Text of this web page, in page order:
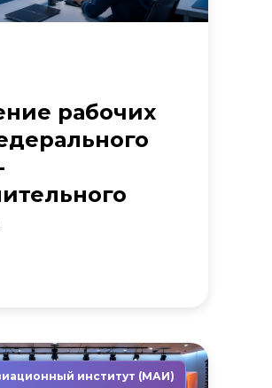
рабочих
институт (МАИ)